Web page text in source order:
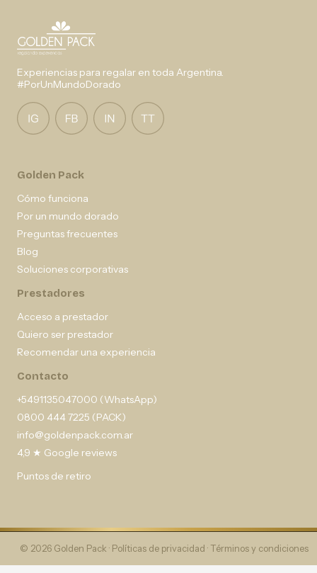
Experiencias para regalar en toda Argentina.
#PorUnMundoDorado
Golden Pack
Cómo funciona
Por un mundo dorado
Preguntas frecuentes
Blog
Soluciones corporativas
Prestadores
Acceso a prestador
Quiero ser prestador
Recomendar una experiencia
Contacto
+5491135047000 (WhatsApp)
0800 444 7225 (PACK)
info@goldenpack.com.ar
4,9 ★ Google reviews
Puntos de retiro
© 2026 Golden Pack · Políticas de privacidad · Términos y condiciones